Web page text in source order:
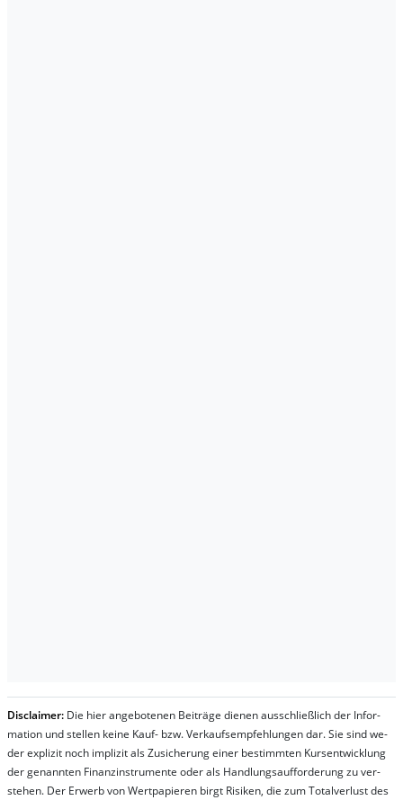
Dis­clai­mer: Die hier an­ge­bo­te­nen Bei­trä­ge die­nen aus­schließ­lich der In­for­
ma­t­ion und stel­len kei­ne Kauf- bzw. Ver­kaufs­em­pfeh­lung­en dar. Sie sind we­
der ex­pli­zit noch im­pli­zit als Zu­sich­er­ung ei­ner be­stim­mt­en Kurs­ent­wick­lung
der ge­nan­nt­en Fi­nanz­in­stru­men­te oder als Handl­ungs­auf­for­der­ung zu ver­
steh­en. Der Er­werb von Wert­pa­pier­en birgt Ri­si­ken, die zum To­tal­ver­lust des